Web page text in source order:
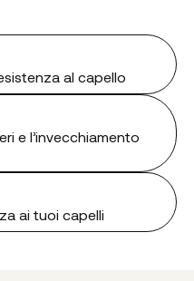
al capello
e l’invecchiamento
ai tuoi capelli